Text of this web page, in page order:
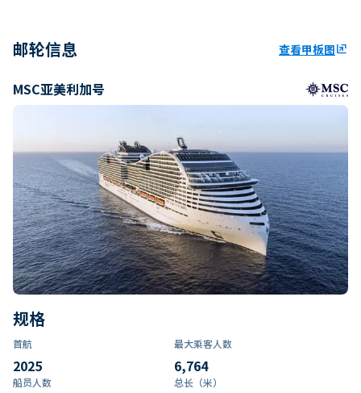
邮轮信息 查看甲板图ungroup
MSC亚美利加号
规格
首航
2025
最大乘客人数
6,764
船员人数 总长（米）